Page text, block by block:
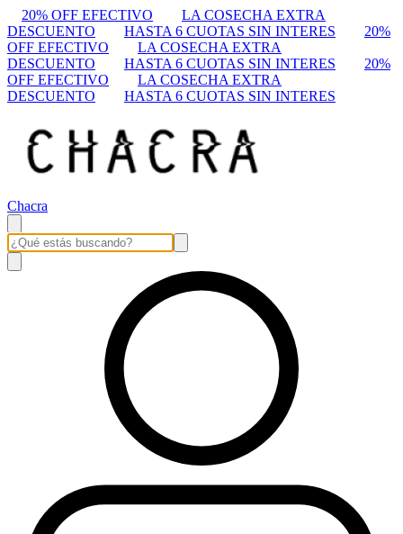
20% OFF EFECTIVO
LA COSECHA EXTRA
DESCUENTO
HASTA 6 CUOTAS SIN INTERES
20%
OFF EFECTIVO
LA COSECHA EXTRA
DESCUENTO
HASTA 6 CUOTAS SIN INTERES
20%
OFF EFECTIVO
LA COSECHA EXTRA
DESCUENTO
HASTA 6 CUOTAS SIN INTERES
Chacra